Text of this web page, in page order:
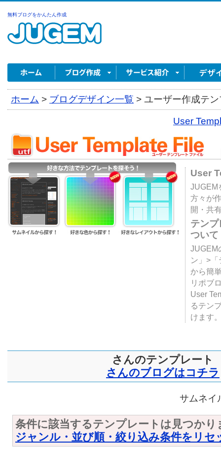
無料ブログをかんたん作成
ホーム > ブログデザイン一覧 > ユーザー作成テ
User
User
JUGEM
方々が
開・共
テン
ついて
JUGEM
ン」>
から簡
リポブ
User
るテン
けます
さんのテンプレート
さんのブログはコチラ
サムネイ
条件に該当するテンプレートは見つかり
ジャンル・並び順・絞り込み条件をリセ